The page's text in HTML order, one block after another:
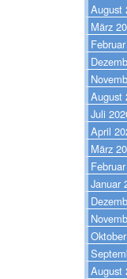
August
März
August
Juli
April
März
Januar
August